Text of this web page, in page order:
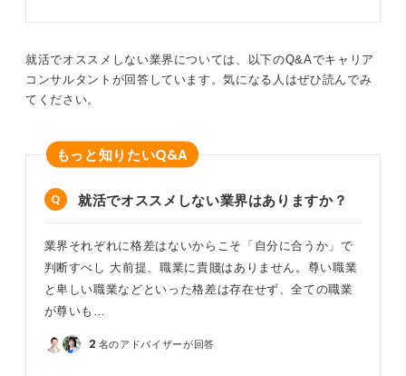
就活でオススメしない業界については、以下のQ&Aでキャリア
コンサルタントが回答しています。気になる人はぜひ読んでみ
てください。
もっと知りたいQ&A
就活でオススメしない業界はありますか？
業界それぞれに格差はないからこそ「自分に合うか」で
判断すべし 大前提、職業に貴賤はありません。尊い職業
と卑しい職業などといった格差は存在せず、全ての職業
が尊いも…
2 名のアドバイザーが回答